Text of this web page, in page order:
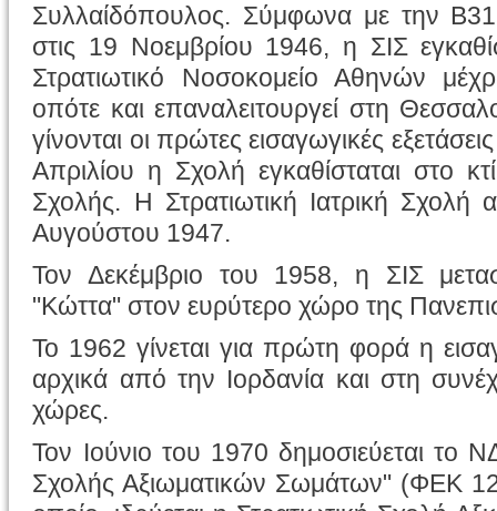
Συλλαίδόπουλος. Σύμφωνα με την
στις 19 Νοεμβρίου 1946, η ΣΙΣ
Στρατιωτικό Νοσοκομείο Αθηνών
οπότε και επαναλειτουργεί στη
γίνονται οι πρώτες εισαγωγικές
Απριλίου η Σχολή εγκαθίσταται στο
Σχολής. Η Στρατιωτική Ιατρική Σχολή
Αυγούστου 1947.
Τον Δεκέμβριο του 1958, η ΣΙΣ
"Κώττα" στον ευρύτερο χώρο της
Το 1962 γίνεται για πρώτη φορά η
αρχικά από την Ιορδανία και στη
χώρες.
Τον Ιούνιο του 1970 δημοσιεύεται το
Σχολής Αξιωματικών Σωμάτων" (ΦΕΚ